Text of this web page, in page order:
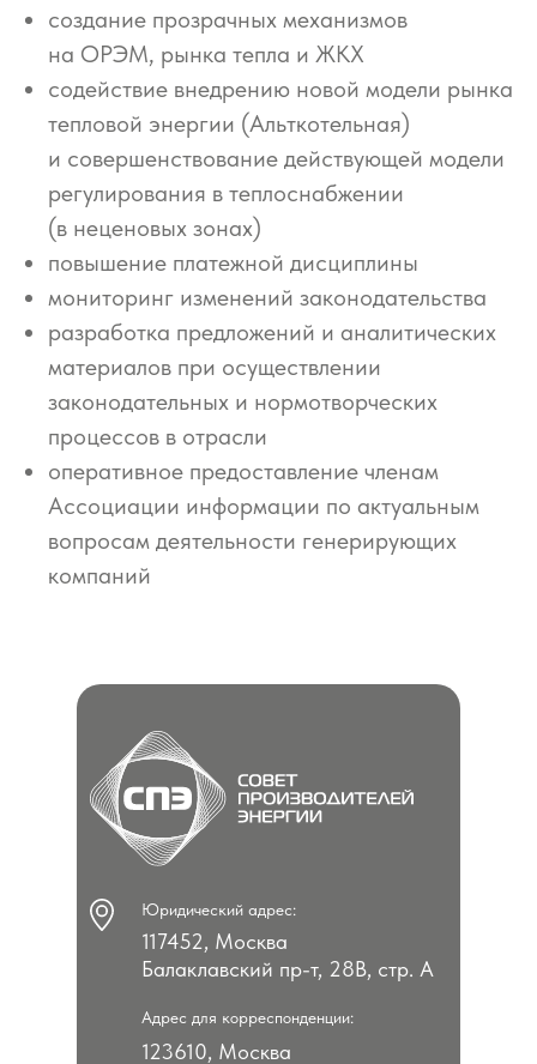
создание прозрачных механизмов
на ОРЭМ, рынка тепла и ЖКХ
содействие внедрению новой модели рынка
тепловой энергии (Альткотельная)
и совершенствование действующей модели
регулирования в теплоснабжении
(в неценовых зонах)
повышение платежной дисциплины
мониторинг изменений законодательства
разработка предложений и аналитических
материалов при осуществлении
законодательных и нормотворческих
процессов в отрасли
оперативное предоставление членам
Ассоциации информации по актуальным
вопросам деятельности генерирующих
компаний
123610, Москва
Адрес для корреспонденции:
Юридический адрес:
117452, Москва
Балаклавский пр-т, 28В, стр. А